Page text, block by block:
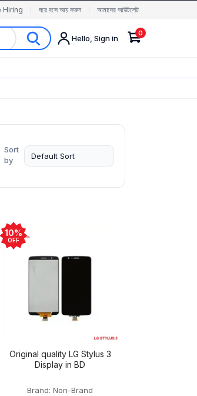
Hiring ঘরে বসে আয় করুন আমাদের আউটলেট
Hello, Sign in
0
Sort
by
10%
OFF
Original quality LG Stylus 3
Display in BD
Brand: Non-Brand